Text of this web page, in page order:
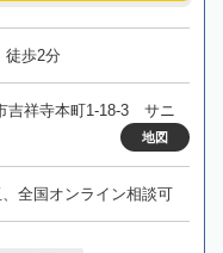
徒歩2分
吉祥寺本町1-18-3 サニ
地図
全国オンライン相談可